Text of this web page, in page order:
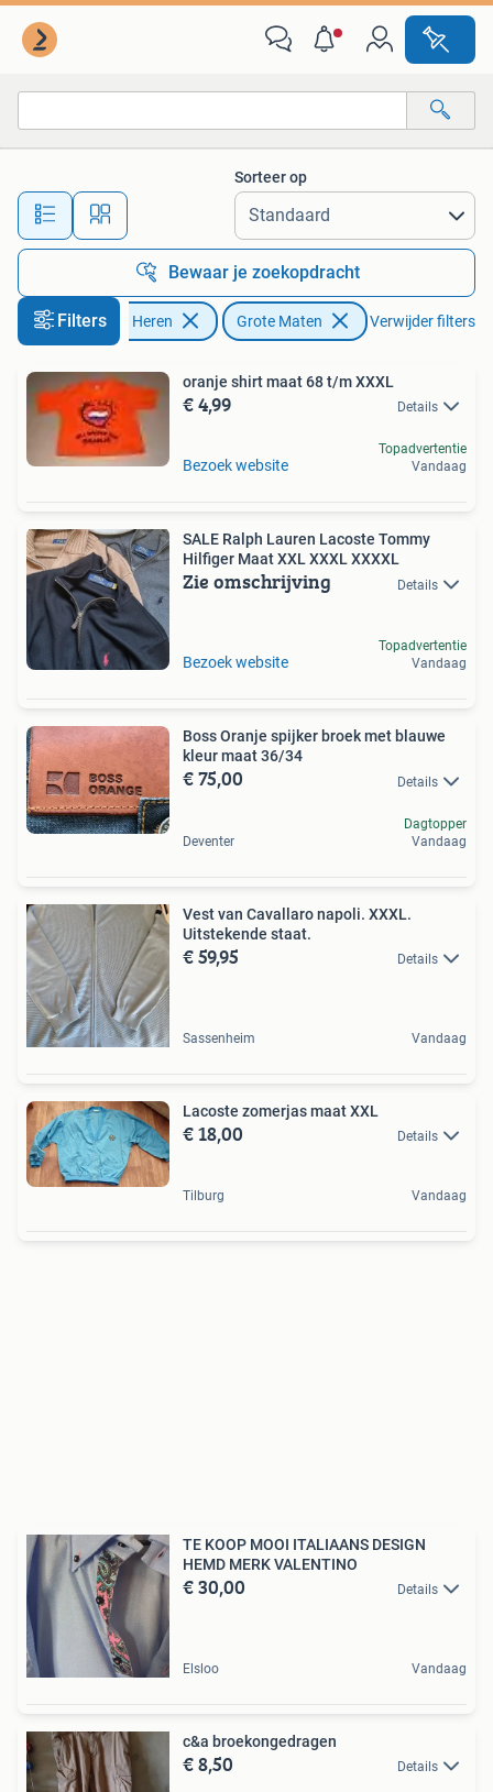
Alle afstanden…
Sorteer op
Bewaar je zoekopdracht
Filters
Kleding | Heren Grote Maten Verwijder filters
oranje shirt maat 68 t/m XXXL
€ 4,99 Details
Bezoek website
Topadvertentie
Vandaag
SALE Ralph Lauren Lacoste Tommy
Hilfiger Maat XXL XXXL XXXXL
Zie omschrijving Details
Bezoek website
Topadvertentie
Vandaag
Boss Oranje spijker broek met blauwe
kleur maat 36/34
€ 75,00 Details
Deventer
Dagtopper
Vandaag
Vest van Cavallaro napoli. XXXL.
Uitstekende staat.
€ 59,95 Details
Sassenheim Vandaag
Lacoste zomerjas maat XXL
€ 18,00 Details
Tilburg Vandaag
TE KOOP MOOI ITALIAANS DESIGN
HEMD MERK VALENTINO
€ 30,00 Details
Elsloo Vandaag
c&a broekongedragen
€ 8,50 Details